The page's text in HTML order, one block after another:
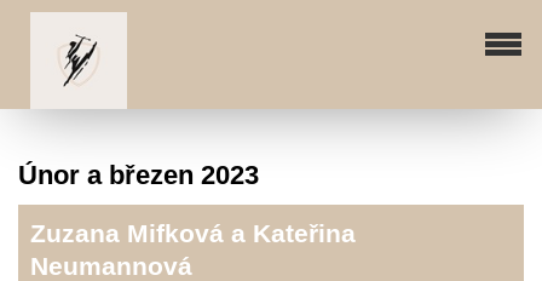
Únor a březen 2023
Zuzana Mifková a Kateřina
Neumannová